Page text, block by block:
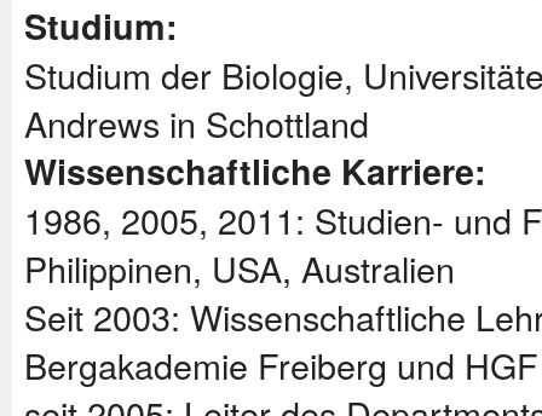
Studium:
Studium der Biologie,
Andrews in Schottland
Wissenschaftliche Karriere:
1986, 2005, 2011: Studien- und
Philippinen, USA, Australien
Seit 2003: Wissenschaftliche
Bergakademie Freiberg und